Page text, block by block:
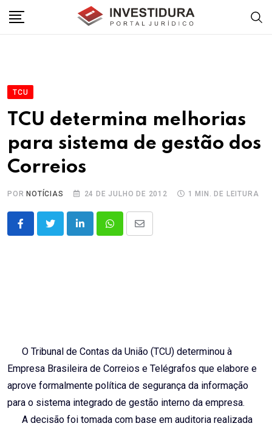
TCU
TCU determina melhorias
para sistema de gestão dos
Correios
POR NOTÍCIAS 24 DE JULHO DE 2012 1 MIN. DE LEITURA
LinkedInWhatsappShare
O Tribunal de Contas da União (TCU) determinou à
Empresa Brasileira de Correios e Telégrafos que elabore e
aprove formalmente política de segurança da informação
para o sistema integrado de gestão interno da empresa.
A decisão foi tomada com base em auditoria realizada